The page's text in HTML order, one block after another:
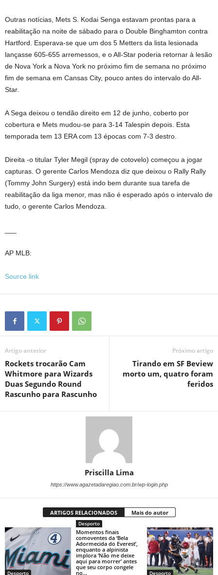
Outras notícias, Mets S. Kodai Senga estavam prontas para a
reabilitação na noite de sábado para o Double Binghamton contra
Hartford. Esperava-se que um dos 5 Metters da lista lesionada
lançasse 605-655 arremessos, e o All-Star poderia retornar à lesão
de Nova York a Nova York no próximo fim de semana no próximo
fim de semana em Cansas City, pouco antes do intervalo do All-
Star.
A Sega deixou o tendão direito em 12 de junho, coberto por
cobertura e Mets mudou-se para 3-14 Talespin depois. Esta
temporada tem 13 ERA com 13 épocas com 7-3 destro.
Direita -o titular Tyler Megil (spray de cotovelo) começou a jogar
capturas. O gerente Carlos Mendoza diz que deixou o Rally Rally
(Tommy John Surgery) está indo bem durante sua tarefa de
reabilitação da liga menor, mas não é esperado após o intervalo de
tudo, o gerente Carlos Mendoza.
AP MLB:
Source link
Artigo anterior
Rockets trocarão Cam
Whitmore para Wizards
Duas Segundo Round
Rascunho para Rascunho
Próximo artigo
Tirando em SF Beview
morto um, quatro foram
feridos
Priscilla Lima
https://www.agazetadaregiao.com.br/wp-login.php
ARTIGOS RELACIONADOS Mais do autor
Desporto
Desporto
Momentos finais
comoventes da ‘Bela
Adormecida do Everest’,
enquanto a alpinista
implora ‘Não me deixe
aqui para morrer’ antes
que seu corpo congele
no...
Desporto